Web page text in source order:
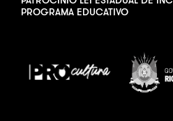
PROGRAMA EDUCATIVO